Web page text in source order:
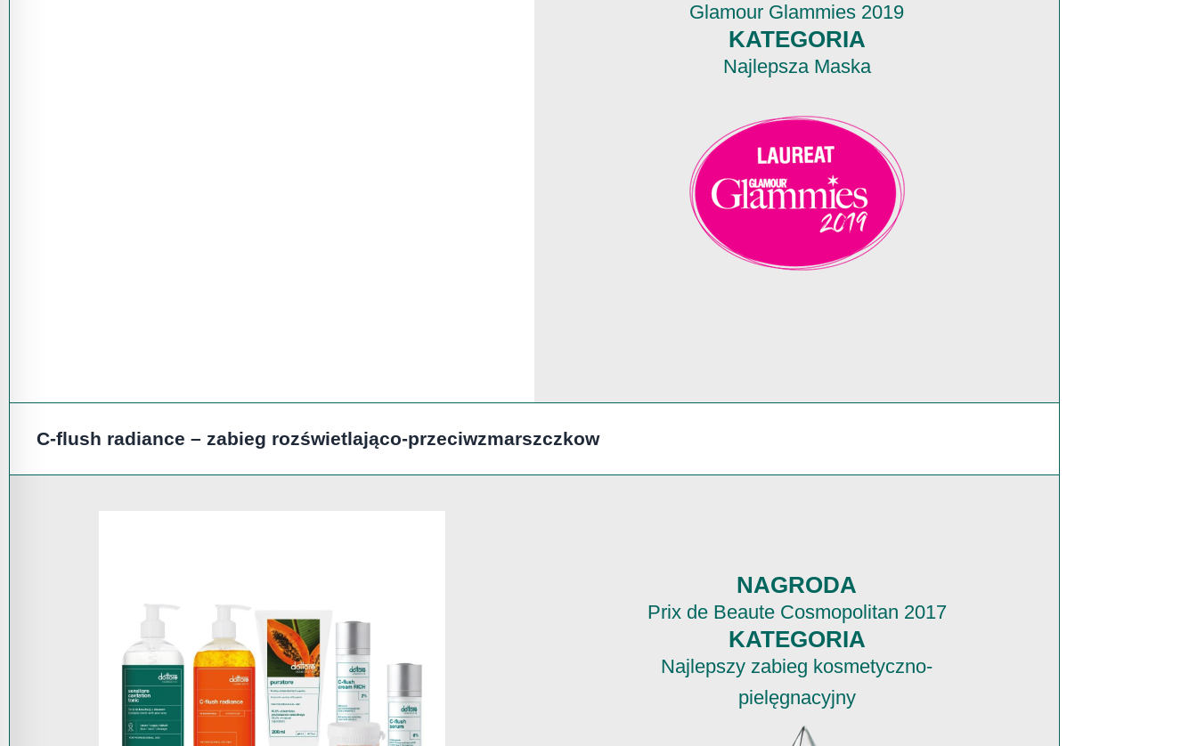
Glamour Glammies 2019
KATEGORIA
Najlepsza Maska
C-flush radiance – zabieg rozświetlająco-przeciwzmarszczkow
NAGRODA
Prix de Beaute Cosmopolitan 2017
KATEGORIA
Najlepszy zabieg kosmetyczno-
pielęgnacyjny